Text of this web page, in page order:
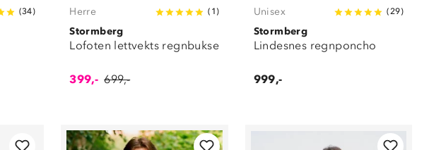
(34) Herre ( 1 )
Stormberg
Lofoten lettvekts regnbukse
399,- 699,-
Unisex (29)
Stormberg
Lindesnes regnponcho
999,-